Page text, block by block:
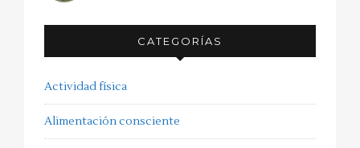
CATEGORÍAS
Actividad física
Alimentación consciente